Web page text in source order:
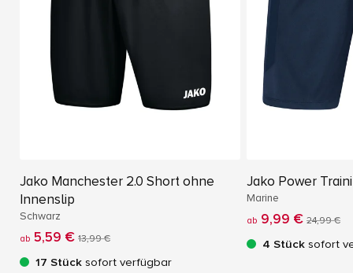
Jako Manchester 2.0 Short ohne
Innenslip
Schwarz
ab 5,59 € 13,99 €
17 Stück sofort verfügbar
Jako Power
Marine
ab 9,99 € 24,99 €
4 Stück sofort